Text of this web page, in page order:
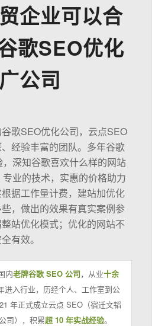
企业可以合
歌SEO优化
公司
歌SEO优化公司，云点SEO
经验丰富的团队。多年谷歌
深知谷歌喜欢什么样的网站
业的技术，实惠的价格助力
据工作量计费，建站加优化
，做出的效果有真实案例参
站优化模式；优化的网站不
有效。
内老牌谷歌 SEO 公司，从业十余
进入行业，历经个人、工作室到公
年正式成立云点 SEO（宿迁文韬
司），积累超 10 年实战经验。